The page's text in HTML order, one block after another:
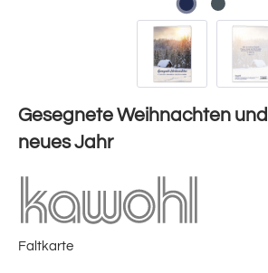
Gesegnete Weihnachten
neues Jahr
Faltkarte